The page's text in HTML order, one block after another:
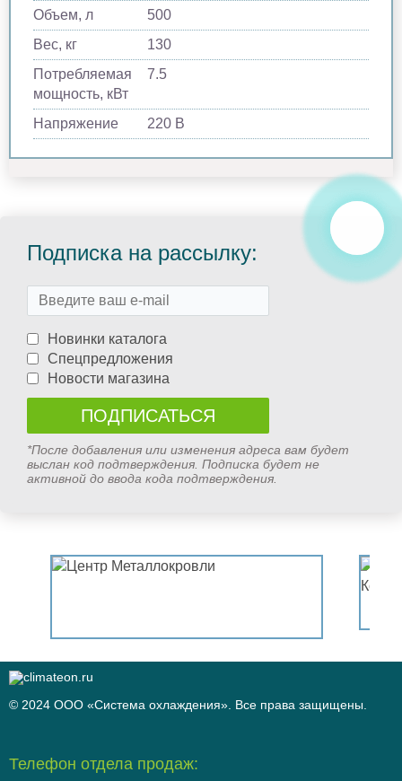
Объем, л
500
Вес, кг
130
Потребляемая
мощность, кВт
7.5
Напряжение 220 В
Подписка на рассылку:
Новинки каталога
Спецпредложения
Новости магазина
*После добавления или изменения адреса вам будет
выслан код подтверждения. Подписка будет не
активной до ввода кода подтверждения.
© 2024 ООО «Система охлаждения». Все права защищены.
Телефон отдела продаж: